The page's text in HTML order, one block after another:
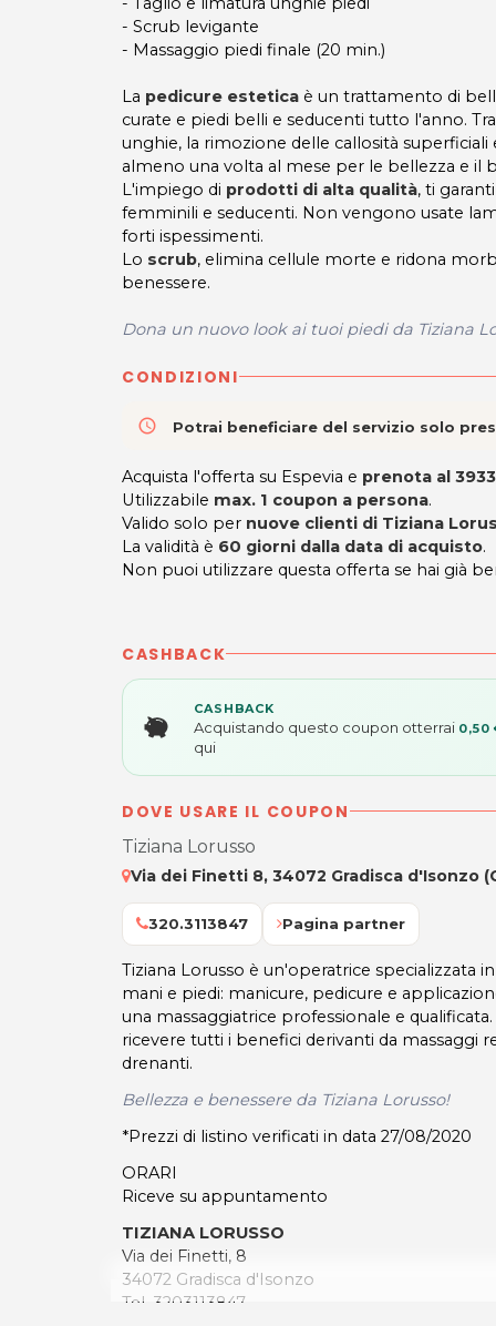
- Scrub levigante
- Massaggio piedi finale (20 min.)
La pedicure estetica è un trattamento di
curate e piedi belli e seducenti tutto l'anno.
unghie, la rimozione delle callosità
almeno una volta al mese per le bellezza e il
L'impiego di prodotti di alta qualità, ti
femminili e seducenti. Non vengono usate
forti ispessimenti.
Lo scrub, elimina cellule morte e ridona
benessere.
Dona un nuovo look ai tuoi piedi da Tiziana
CONDIZIONI
access_time Potrai beneficiare del servizio solo
Acquista l'offerta su Espevia e prenota al
Utilizzabile max. 1 coupon a persona.
Valido solo per nuove clienti di Tiziana
La validità è 60 giorni dalla data di acquisto.
Non puoi utilizzare questa offerta se hai già
CASHBACK
CASHBACK
Acquistando questo coupon otterrai 0,50
qui
DOVE USARE IL COUPON
Tiziana Lorusso
Via dei Finetti 8, 34072 Gradisca d'Isonzo
320.3113847 Pagina partner
Tiziana Lorusso è un'operatrice specializzata
mani e piedi: manicure, pedicure e
una massaggiatrice professionale e
ricevere tutti i benefici derivanti da massaggi
drenanti.
Bellezza e benessere da Tiziana Lorusso!
*Prezzi di listino verificati in data 27/08/2020
ORARI
Riceve su appuntamento
TIZIANA LORUSSO
Via dei Finetti, 8
34072 Gradisca d'Isonzo
Tel. 3203113847